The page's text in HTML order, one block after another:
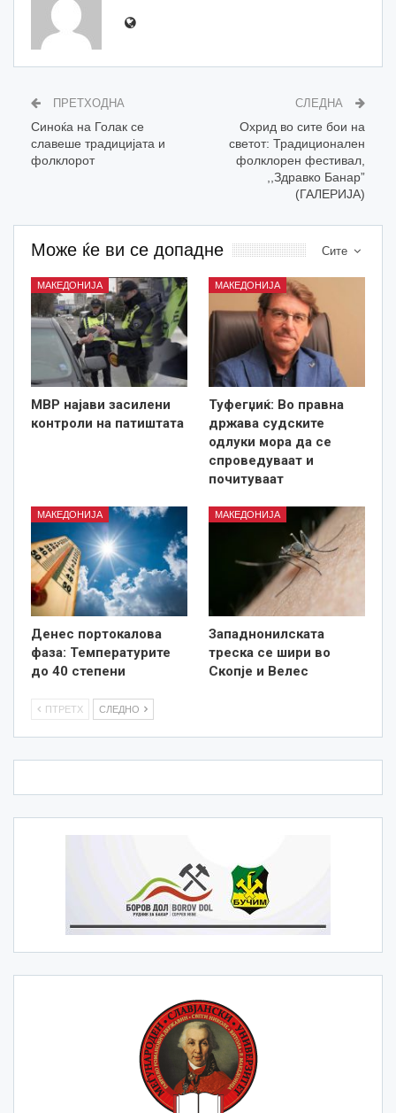
ПРЕТХОДНА
Синоќа на Голак се
славеше традицијата и
фолклорот
СЛЕДНА
Охрид во сите бои на
светот: Традиционален
фолклорен фестивал,
,,Здравко Банар”
(ГАЛЕРИЈА)
Сите
Може ќе ви се допадне
МАКЕДОНИЈА
МВР најави засилени
контроли на патиштата
МАКЕДОНИЈА
Туфегџиќ: Во правна
држава судските
одлуки мора да се
спроведуваат и
почитуваат
МАКЕДОНИЈА
Денес портокалова
фаза: Температурите
до 40 степени
МАКЕДОНИЈА
Западнонилската
треска се шири во
Скопје и Велес
ПТРЕТХ СЛЕДНО